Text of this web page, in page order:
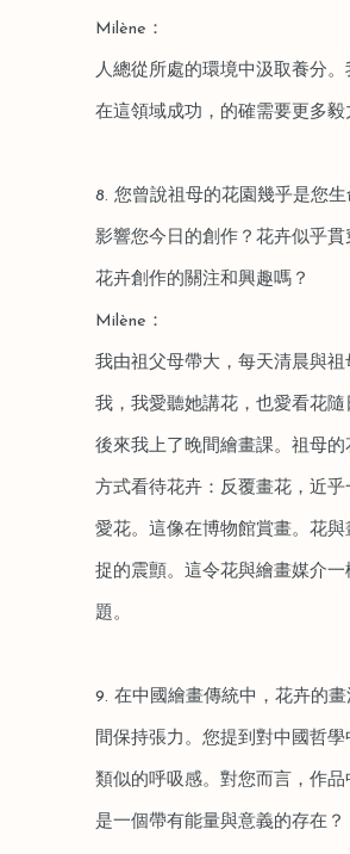
Milène：
人總從所處的環境中汲取養分
在這領域成功，的確需要更多毅
8. 您曾說祖母的花園幾乎是您
影響您今日的創作？花卉似乎
花卉創作的關注和興趣嗎？
Milène：
我由祖父母帶大，每天清晨與
我，我愛聽她講花，也愛看花
後來我上了晚間繪畫課。祖母
方式看待花卉：反覆畫花，近
愛花。這像在博物館賞畫。花
捉的震顫。這令花與繪畫媒介
題。
9. 在中國繪畫傳統中，花卉的畫
間保持張力。您提到對中國哲
類似的呼吸感。對您而言，作
是一個帶有能量與意義的存在？